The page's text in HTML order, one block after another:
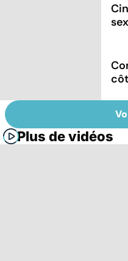
Plus de vidéos